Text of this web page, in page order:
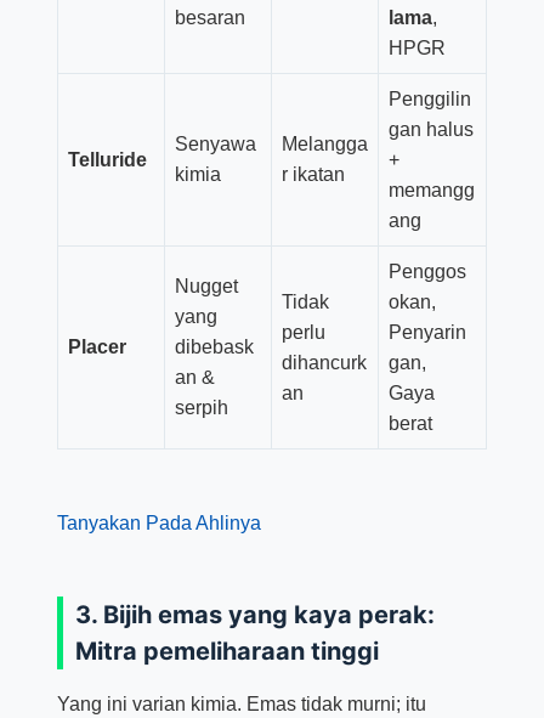
besaran
lama,
HPGR
Telluride
Senyawa
kimia
Melangga
r ikatan
Penggilin
gan halus
+
memangg
ang
Placer
Nugget
yang
dibebask
an &
serpih
Tidak
perlu
dihancurk
an
Penggos
okan,
Penyarin
gan,
Gaya
berat
Tanyakan Pada Ahlinya
3. Bijih emas yang kaya perak:
Mitra pemeliharaan tinggi
Yang ini varian kimia. Emas tidak murni; itu